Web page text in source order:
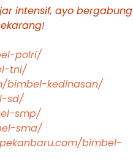
intensif, ayo bergabung
polri/
tni/
bimbel-kedinasan/
sd/
smp/
sma/
bimbel-